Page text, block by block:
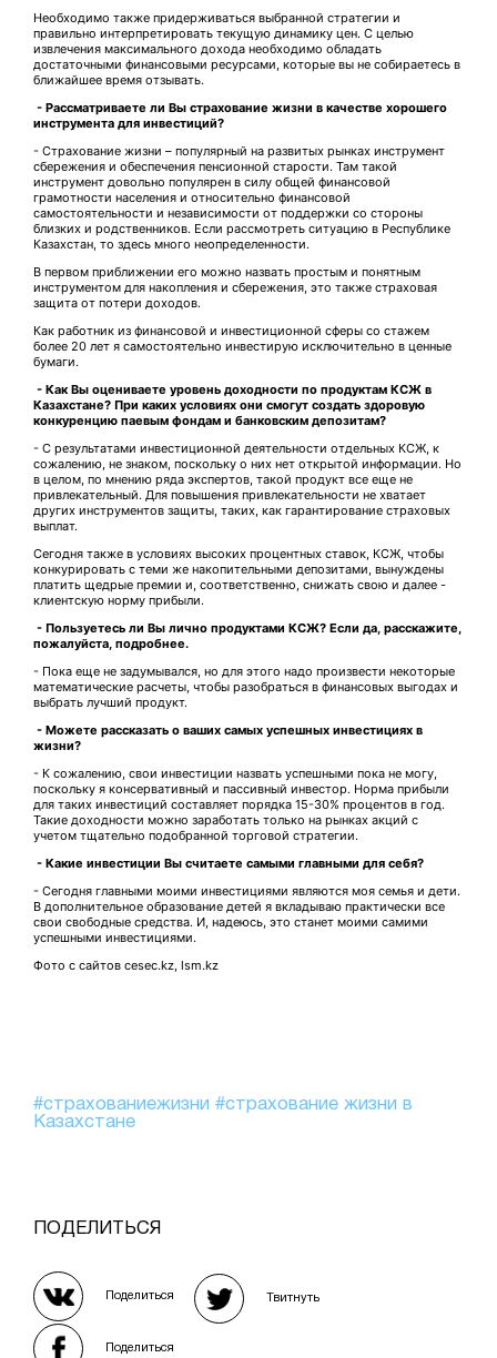
Необходимо также придерживаться выбранной стратегии и
правильно интерпретировать текущую динамику цен. С целью
извлечения максимального дохода необходимо обладать
достаточными финансовыми ресурсами, которые вы не собираетесь в
ближайшее время отзывать.
- Рассматриваете ли Вы страхование жизни в качестве хорошего
инструмента для инвестиций?
- Страхование жизни – популярный на развитых рынках инструмент
сбережения и обеспечения пенсионной старости. Там такой
инструмент довольно популярен в силу общей финансовой
грамотности населения и относительно финансовой
самостоятельности и независимости от поддержки со стороны
близких и родственников. Если рассмотреть ситуацию в Республике
Казахстан, то здесь много неопределенности.
В первом приближении его можно назвать простым и понятным
инструментом для накопления и сбережения, это также страховая
защита от потери доходов.
Как работник из финансовой и инвестиционной сферы со стажем
более 20 лет я самостоятельно инвестирую исключительно в ценные
бумаги.
- Как Вы оцениваете уровень доходности по продуктам КСЖ в
Казахстане? При каких условиях они смогут создать здоровую
конкуренцию паевым фондам и банковским депозитам?
- С результатами инвестиционной деятельности отдельных КСЖ, к
сожалению, не знаком, поскольку о них нет открытой информации. Но
в целом, по мнению ряда экспертов, такой продукт все еще не
привлекательный. Для повышения привлекательности не хватает
других инструментов защиты, таких, как гарантирование страховых
выплат.
Сегодня также в условиях высоких процентных ставок, КСЖ, чтобы
конкурировать с теми же накопительными депозитами, вынуждены
платить щедрые премии и, соответственно, снижать свою и далее -
клиентскую норму прибыли.
- Пользуетесь ли Вы лично продуктами КСЖ? Если да, расскажите,
пожалуйста, подробнее.
- Пока еще не задумывался, но для этого надо произвести некоторые
математические расчеты, чтобы разобраться в финансовых выгодах и
выбрать лучший продукт.
- Можете рассказать о ваших самых успешных инвестициях в
жизни?
- К сожалению, свои инвестиции назвать успешными пока не могу,
поскольку я консервативный и пассивный инвестор. Норма прибыли
для таких инвестиций составляет порядка 15-30% процентов в год.
Такие доходности можно заработать только на рынках акций с
учетом тщательно подобранной торговой стратегии.
- Какие инвестиции Вы считаете самыми главными для себя?
- Сегодня главными моими инвестициями являются моя семья и дети.
В дополнительное образование детей я вкладываю практически все
свои свободные средства. И, надеюсь, это станет моими самими
успешными инвестициями.
Фото с сайтов cesec.kz, lsm.kz
#страхованиежизни #страхование жизни в
Казахстане
ПОДЕЛИТЬСЯ
Поделиться Твитнуть
Поделиться